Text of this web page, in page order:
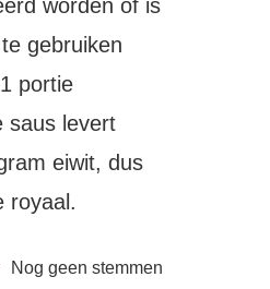
worden of is
gebruiken
portie
saus levert
eiwit, dus
royaal.
Nog geen stemmen